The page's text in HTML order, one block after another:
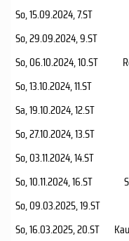
So, 15.09.2024, 7.ST
So, 29.09.2024, 9.ST
So, 06.10.2024, 10.ST
So, 13.10.2024, 11.ST
Sa, 19.10.2024, 12.ST
So, 27.10.2024, 13.ST
So, 03.11.2024, 14.ST
So, 10.11.2024, 16.ST
So, 09.03.2025, 19.ST
So, 16.03.2025, 20.ST